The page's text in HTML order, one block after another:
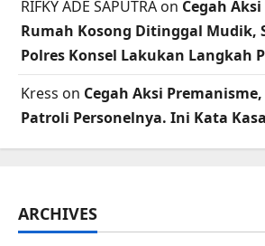
RIFKY ADE SAPUTRA on Cegah
Rumah Kosong Ditinggal Mudik,
Polres Konsel Lakukan Langkah
Kress on Cegah Aksi
Patroli Personelnya. Ini Kata
ARCHIVES